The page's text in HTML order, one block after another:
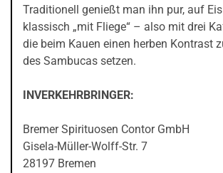
Traditionell genießt man ihn pur, auf
klassisch „mit Fliege“ – also mit drei
die beim Kauen einen herben Kontrast
des Sambucas setzen.
INVERKEHRBRINGER:
Bremer Spirituosen Contor GmbH
Gisela-Müller-Wolff-Str. 7
28197 Bremen